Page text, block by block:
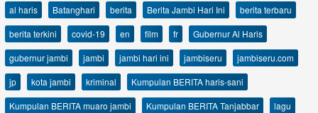
al haris Batanghari berita Berita Jambi Hari Ini
berita terbaru
berita terkini
covid-19 en film fr
Gubernur Al Haris
gubernur jambi
jambi jambi hari ini jambiseru
jambiseru.com
jp
kota jambi kriminal
Kumpulan BERITA haris-sani
Kumpulan BERITA muaro jambi
Kumpulan BERITA Tanjabbar
lagu